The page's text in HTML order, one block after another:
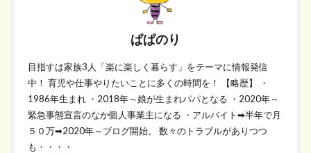
ぱぱのり
目指すは家族3人「楽に楽しく暮らす」をテーマに情報発信
中！ 育児や仕事やりたいことに多くの時間を！ 【略歴】 ・
1986年生まれ ・2018年～娘が生まれパパとなる ・2020年～
緊急事態宣言のなか個人事業主になる ・アルバイト➡半年で月
５０万➡2020年～ブログ開始。 数々のトラブルがありつつ
も・・・・